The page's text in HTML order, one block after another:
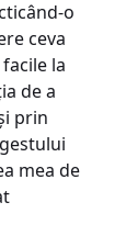
o
ceva
la
de a
prin
mea de